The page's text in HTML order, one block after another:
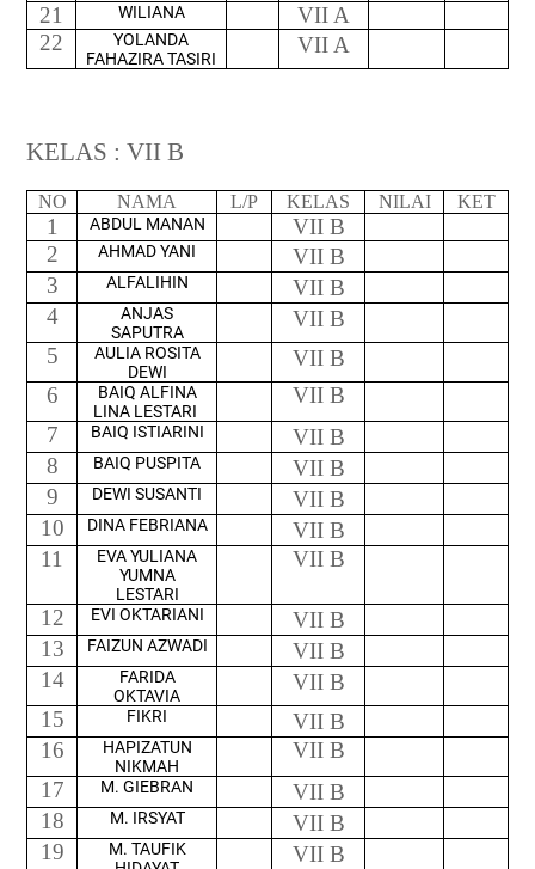
21
WILIANA
VII A
22
YOLANDA
FAHAZIRA TASIRI
VII A
KELAS : VII B
NO NAMA L/P KELAS NILAI KET
1 ABDUL MANAN
VII B
2
AHMAD YANI
VII B
3
ALFALIHIN
VII B
4
ANJAS
SAPUTRA
VII B
5
AULIA ROSITA
DEWI
VII B
6
BAIQ ALFINA
LINA LESTARI
VII B
7
BAIQ ISTIARINI
VII B
8
BAIQ PUSPITA
VII B
9
DEWI SUSANTI
VII B
10
DINA FEBRIANA
VII B
11
EVA YULIANA
YUMNA
LESTARI
VII B
12 EVI OKTARIANI
VII B
13
FAIZUN AZWADI
VII B
14
FARIDA
OKTAVIA
VII B
15
FIKRI
VII B
16
HAPIZATUN
NIKMAH
VII B
17
M. GIEBRAN
VII B
18
M. IRSYAT
VII B
19
M. TAUFIK
VII B